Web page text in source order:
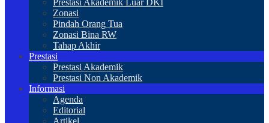
Prestasi Akademik Luar DKI
Zonasi
Pindah Orang Tua
Zonasi Bina RW
Tahap Akhir
Prestasi
Prestasi Akademik
Prestasi Non Akademik
Informasi
Agenda
Editorial
Artikel